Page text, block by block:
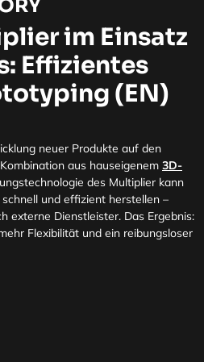
im Einsatz
Effizientes
(EN)
neuer Produkte auf den
aus hauseigenem 3D-
des Multiplier kann
und effizient herstellen –
externe Dienstleister. Das Ergebnis:
Flexibilität und ein reibungsloser